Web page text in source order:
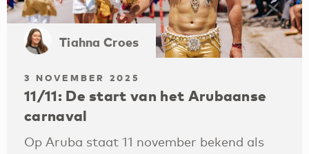
Tiahna Croes
3 NOVEMBER 2025
11/11: De start van het Arubaanse
carnaval
Op Aruba staat 11 november bekend als